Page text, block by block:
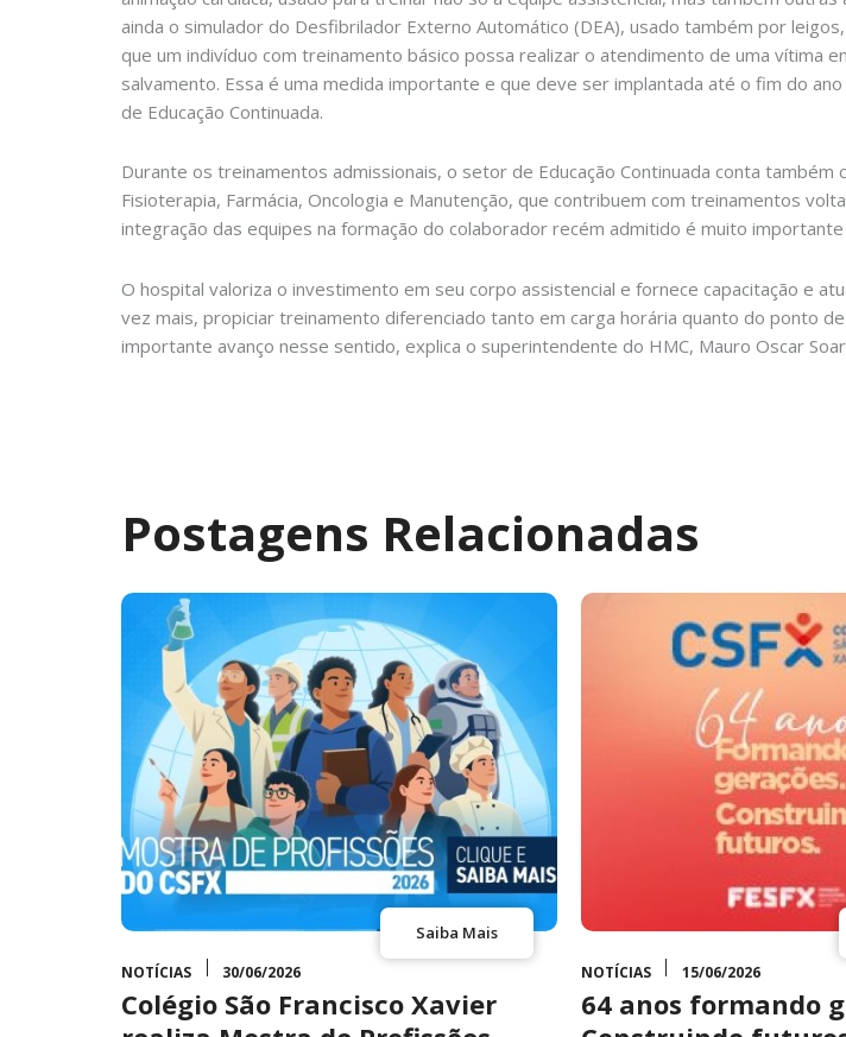
ainda o simulador do Desfibrilador Externo Automático (DEA), usado também por
que um indivíduo com treinamento básico possa realizar o atendimento de uma vítima
salvamento. Essa é uma medida importante e que deve ser implantada até o fim do
de Educação Continuada.
Durante os treinamentos admissionais, o setor de Educação Continuada conta
Fisioterapia, Farmácia, Oncologia e Manutenção, que contribuem com treinamentos
integração das equipes na formação do colaborador recém admitido é muito
O hospital valoriza o investimento em seu corpo assistencial e fornece capacitação e
vez mais, propiciar treinamento diferenciado tanto em carga horária quanto do ponto
importante avanço nesse sentido, explica o superintendente do HMC, Mauro Oscar
Postagens Relacionadas
Saiba Mais
NOTÍCIAS 30/06/2026
Colégio São Francisco Xavier
NOTÍCIAS 15/06/2026
64 anos formando